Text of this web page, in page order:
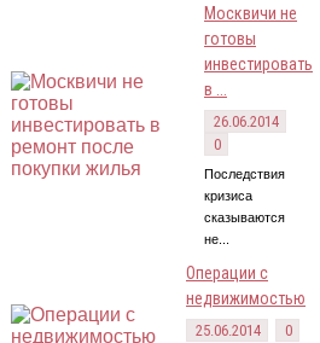
Москвичи не
готовы
инвестировать
в ...
26.06.2014
0
Последствия
кризиса
сказываются
не...
Операции с
недвижимостью
25.06.2014 0